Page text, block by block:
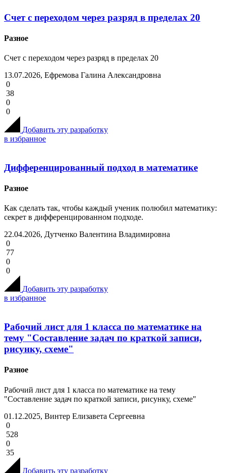
Счет с переходом через разряд в пределах 20
Разное
Счет с переходом через разряд в пределах 20
13.07.2026, Ефремова Галина Александровна
0
38
0
0
Добавить эту разработку
в избранное
Дифференцированный подход в математике
Разное
Как сделать так, чтобы каждый ученик полюбил математику:
секрет в дифференцированном подходе.
22.04.2026, Дутченко Валентина Владимировна
0
77
0
0
Добавить эту разработку
в избранное
Рабочий лист для 1 класса по математике на
тему "Составление задач по краткой записи,
рисунку, схеме"
Разное
Рабочий лист для 1 класса по математике на тему
"Составление задач по краткой записи, рисунку, схеме"
01.12.2025, Винтер Елизавета Сергеевна
0
528
0
35
Добавить эту разработку